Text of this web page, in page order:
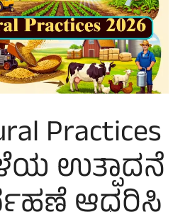
Practices
ಉತ್ಪಾದನೆ